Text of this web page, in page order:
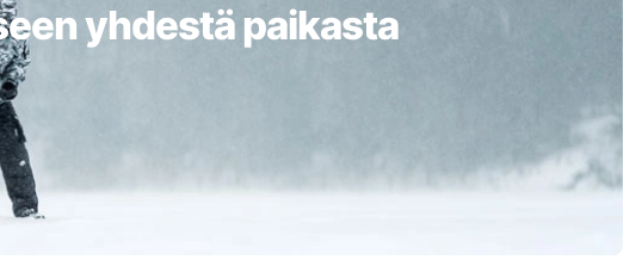
yhdestä paikasta